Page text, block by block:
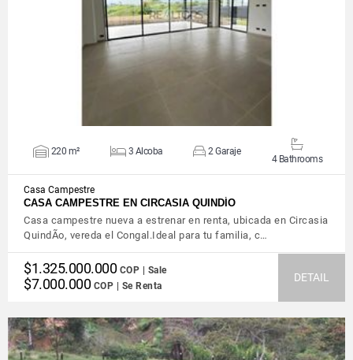
VIEW DETAILS
220 m² 3 Alcoba 2 Garaje
4 Bathrooms
Casa Campestre
CASA CAMPESTRE EN CIRCASIA QUINDÍO
Casa campestre nueva a estrenar en renta, ubicada en Circasia
QuindÃ­o, vereda el Congal.Ideal para tu familia, c…
$1.325.000.000 COP | Sale
$7.000.000 COP | Se Renta
DETAIL